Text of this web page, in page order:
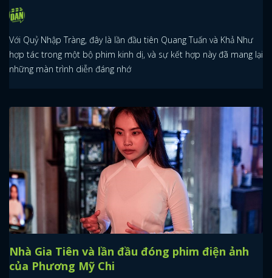
Với Quỷ Nhập Tràng, đây là lần đầu tiên Quang Tuấn và Khả Như
hợp tác trong một bộ phim kinh dị, và sự kết hợp này đã mang lại
những màn trình diễn đáng nhớ
Nhà Gia Tiên và lần đầu đóng phim điện ảnh
của Phương Mỹ Chi